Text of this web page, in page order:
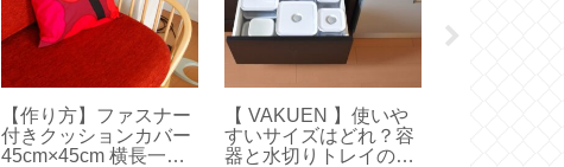
【作り方】ファスナー
付きクッションカバー
45cm×45cm 横長一枚
【 VAKUEN 】使いや
すいサイズはどれ？容
器と水切りトレイのサ